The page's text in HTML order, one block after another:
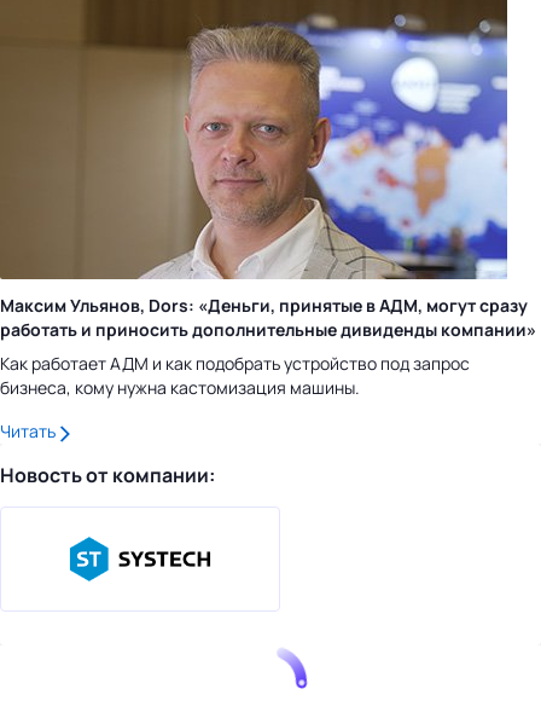
Максим Ульянов, Dors: «Деньги, принятые в АДМ, могут сразу
работать и приносить дополнительные дивиденды компании»
Как работает АДМ и как подобрать устройство под запрос
бизнеса, кому нужна кастомизация машины.
Читать
Новость от компании: